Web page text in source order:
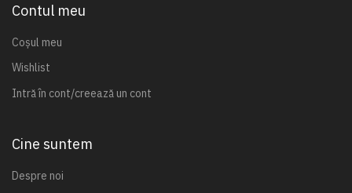
Contul meu
Coșul meu
Wishlist
Intră în cont/creează un cont
Cine suntem
Despre noi